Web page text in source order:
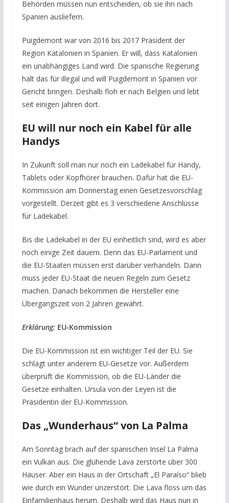
Behörden müssen nun entscheiden, ob sie ihn nach
Spanien ausliefern.
Puigdemont war von 2016 bis 2017 Präsident der
Region Katalonien in Spanien. Er will, dass Katalonien
ein unabhängiges Land wird. Die spanische Regierung
hält das für illegal und will Puigdemont in Spanien vor
Gericht bringen. Deshalb floh er nach Belgien und lebt
seit einigen Jahren dort.
EU will nur noch ein Kabel für alle
Handys
In Zukunft soll man nur noch ein Ladekabel für Handy,
Tablets oder Kopfhörer brauchen. Dafür hat die EU-
Kommission am Donnerstag einen Gesetzesvorschlag
vorgestellt. Derzeit gibt es 3 verschiedene Anschlüsse
für Ladekabel.
Bis die Ladekabel in der EU einheitlich sind, wird es aber
noch einige Zeit dauern. Denn das EU-Parlament und
die EU-Staaten müssen erst darüber verhandeln. Dann
muss jeder EU-Staat die neuen Regeln zum Gesetz
machen. Danach bekommen die Hersteller eine
Übergangszeit von 2 Jahren gewährt.
Erklärung: EU-Kommission
Die EU-Kommission ist ein wichtiger Teil der EU. Sie
schlägt unter anderem EU-Gesetze vor. Außerdem
überprüft die Kommission, ob die EU-Länder die
Gesetze einhalten. Ursula von der Leyen ist die
Präsidentin der EU-Kommission.
Das „Wunderhaus“ von La Palma
Am Sonntag brach auf der spanischen Insel La Palma
ein Vulkan aus. Die glühende Lava zerstörte über 300
Häuser. Aber ein Haus in der Ortschaft „El Paraíso“ blieb
wie durch ein Wunder unzerstört. Die Lava floss um das
Einfamilienhaus herum. Deshalb wird das Haus nun in